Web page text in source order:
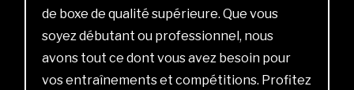
de boxe de qualité supérieure. Que vous
soyez débutant ou professionnel, nous
avons tout ce dont vous avez besoin pour
vos entraînements et compétitions. Profitez